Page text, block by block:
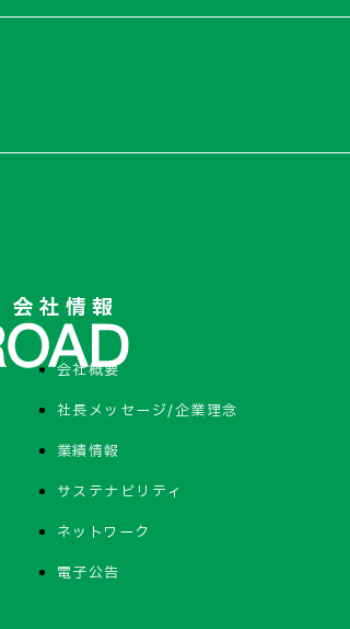
会社情報
会社概要
社長メッセージ/企業理念
業績情報
サステナビリティ
ネットワーク
電子公告